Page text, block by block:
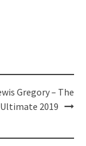
Gregory – The
Ultimate 2019